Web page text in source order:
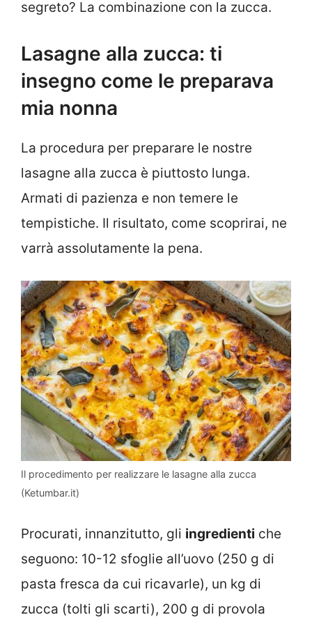
segreto? La combinazione con la zucca.
Lasagne alla zucca: ti
insegno come le preparava
mia nonna
La procedura per preparare le nostre
lasagne alla zucca è piuttosto lunga.
Armati di pazienza e non temere le
tempistiche. Il risultato, come scoprirai, ne
varrà assolutamente la pena.
Il procedimento per realizzare le lasagne alla zucca
(Ketumbar.it)
Procurati, innanzitutto, gli ingredienti che
seguono: 10-12 sfoglie all’uovo (250 g di
pasta fresca da cui ricavarle), un kg di
zucca (tolti gli scarti), 200 g di provola